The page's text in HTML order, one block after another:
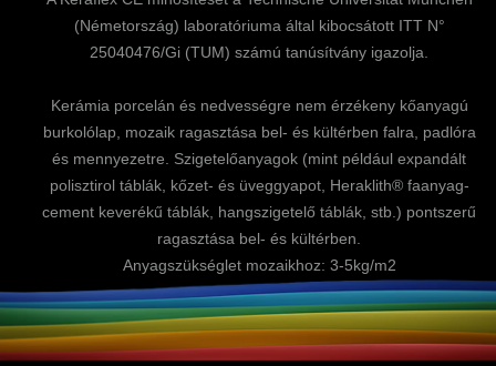
(Németország) laboratóriuma által kibocsátott ITT N°
25040476/Gi (TUM) számú tanúsítvány igazolja.
Kerámia porcelán és nedvességre nem érzékeny kőanyagú
burkolólap, mozaik ragasztása bel- és kültérben falra, padlóra
és mennyezetre. Szigetelőanyagok (mint például expandált
polisztirol táblák, kőzet- és üveggyapot, Heraklith® faanyag-
cement keverékű táblák, hangszigetelő táblák, stb.) pontszerű
ragasztása bel- és kültérben.
Anyagszükséglet mozaikhoz: 3-5kg/m2